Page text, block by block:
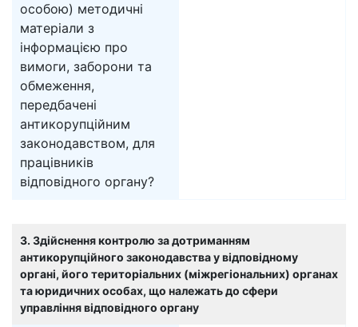
особою) методичні
матеріали з
інформацією про
вимоги, заборони та
обмеження,
передбачені
антикорупційним
законодавством, для
працівників
відповідного органу?
3. Здійснення контролю за дотриманням
антикорупційного законодавства у відповідному
органі, його територіальних (міжрегіональних) органах
та юридичних особах, що належать до сфери
управління відповідного органу